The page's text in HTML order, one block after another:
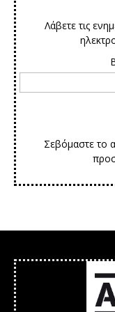
Λάβετε τις
Σεβόμαστε το